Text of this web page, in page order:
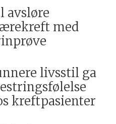
avsløre
med
livsstil ga
kreftpasienter